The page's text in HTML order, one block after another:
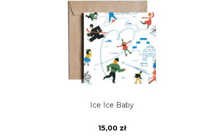
Ice Ice Baby
15,00 zł